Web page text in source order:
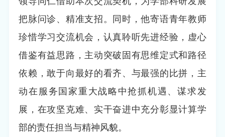
把脉问诊、精准支招。同时，他寄语青年教师
珍惜学习交流机会，认真聆听先进经验，虚心
借鉴有益思路，主动突破固有思维定式和路径
依赖，敢于向最好的看齐、与最强的比拼，主
动在服务国家重大战略中抢抓机遇、谋求发
展，在攻坚克难、实干奋进中充分彰显计算学
部的责任担当与精神风貌。